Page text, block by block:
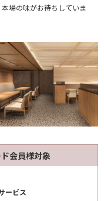
場の味がお待ちしていま
会員様対象
ービス